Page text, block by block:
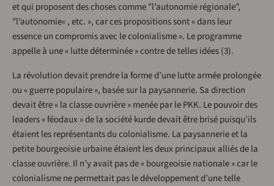
et qui proposent des choses comme "l’autonomie régionale",
"l’autonomie« , etc. », car ces propositions sont « dans leur
essence un compromis avec le colonialisme ». Le programme
appelle à une « lutte déterminée » contre de telles idées (3).
La révolution devait prendre la forme d’une lutte armée prolongée
ou « guerre populaire », basée sur la paysannerie. Sa direction
devait être « la classe ouvrière » menée par le PKK. Le pouvoir des
leaders « féodaux » de la société kurde devait être brisé puisqu’ils
étaient les représentants du colonialisme. La paysannerie et la
petite bourgeoisie urbaine étaient les deux principaux alliés de la
classe ouvrière. Il n’y avait pas de « bourgeoisie nationale » car le
colonialisme ne permettait pas le développement d’une telle